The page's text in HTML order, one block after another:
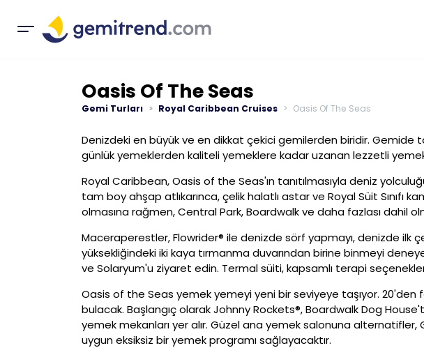
Oasis Of The Seas
Gemi Turları Royal Caribbean Cruises Oasis Of The Seas
Denizdeki en büyük ve en dikkat çekici gemilerden biridir. Gemide
günlük yemeklerden kaliteli yemeklere kadar uzanan lezzetli
Royal Caribbean, Oasis of the Seas'ın tanıtılmasıyla deniz
tam boy ahşap atlıkarınca, çelik halatlı astar ve Royal Süit
olmasına rağmen, Central Park, Boardwalk ve daha fazlası dahil
Maceraperestler, Flowrider® ile denizde sörf yapmayı, denizde ilk
yüksekliğindeki iki kaya tırmanma duvarından birine binmeyi
ve Solaryum'u ziyaret edin. Termal süiti, kapsamlı terapi
Oasis of the Seas yemek yemeyi yeni bir seviyeye taşıyor.
bulacak. Başlangıç olarak Johnny Rockets®, Boardwalk Dog
yemek mekanları yer alır. Güzel ana yemek salonuna
uygun eksiksiz bir yemek programı sağlayacaktır.